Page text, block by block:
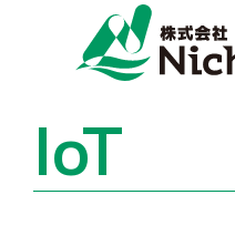
IoT